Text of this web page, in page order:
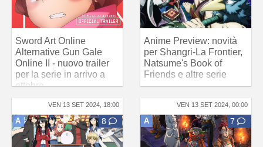
Sword Art Online
Alternative Gun Gale
Online II - nuovo trailer
per la serie in arrivo a
ottobre
Anime Preview: novità
per Shangri-La Frontier,
Natsume's Book of
Friends e altre serie
VEN 13 SET 2024, 18:00
A 8
VEN 13 SET 2024, 00:00
A 7